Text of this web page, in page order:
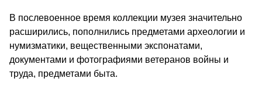
В послевоенное время коллекции музея значительно
расширились, пополнились предметами археологии и
нумизматики, вещественными экспонатами,
документами и фотографиями ветеранов войны и
труда, предметами быта.